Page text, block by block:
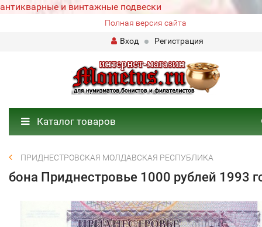
антикварные и винтажные подвески
Полная версия сайта
Вход
Регистрация
Каталог товаров
ПРИДНЕСТРОВСКАЯ МОЛДАВСКАЯ РЕСПУБЛИКА
бона Приднестровье 1000 рублей 1993